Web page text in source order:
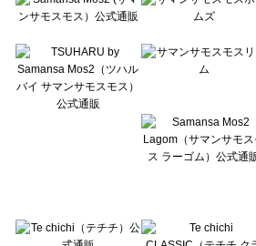
Te chichi CLASSIC（テチチ クラシック）のバッグ一覧
Lugnoncure（ルノンキュール）のバッグ一覧
BETTY'S BLUE（べティーズブルー）のバッグ一覧
Wpc.（ワールドパーティー）のバッグ一覧